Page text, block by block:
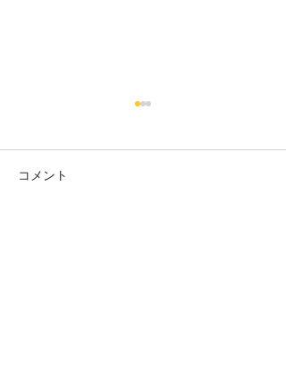
コメント